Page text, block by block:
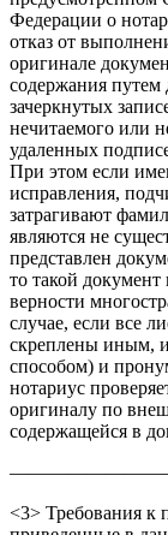
Федерации о
отказ от
оригинале
содержания путем
зачеркнутых
нечитаемого или
удаленных
При этом если
исправления,
затрагивают
являются не
представлен
то такой
верности
случае, если все
скреплены иным,
способом) и
нотариус
оригиналу по
содержащейся в
<3> Требования к